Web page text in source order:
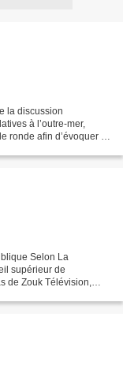
la discussion
à l’outre-mer,
ronde afin d’évoquer la
Selon La
supérieur de
de Zouk Télévision,